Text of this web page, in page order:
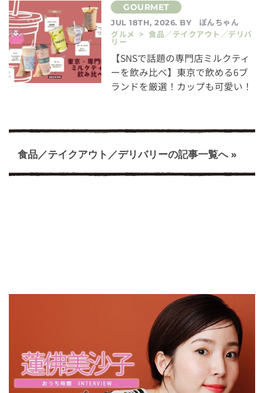
JUL 18TH, 2026. BY
ぽんちゃん
グルメ > 食品／テイクアウト／デリバ
リー
【SNSで話題の専門店ミルクティ
ーを飲み比べ】東京で飲める6ブ
ランドを厳選！カップも可愛い！
食品／テイクアウト／デリバリーの記事一覧へ »